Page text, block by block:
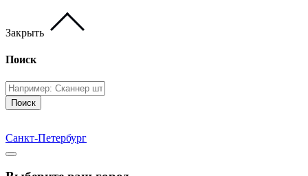
Закрыть
Поиск
Поиск
Санкт-Петербург